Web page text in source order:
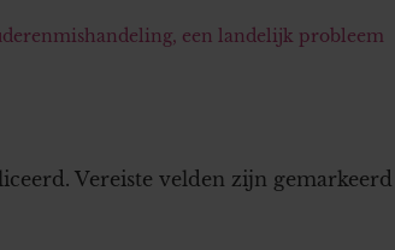
een landelijk probleem
Vereiste velden zijn